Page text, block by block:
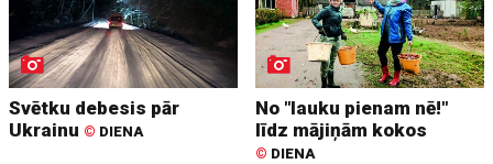
Svētku debesis pār
Ukrainu © DIENA
No "lauku pienam nē!"
līdz mājiņām kokos
© DIENA